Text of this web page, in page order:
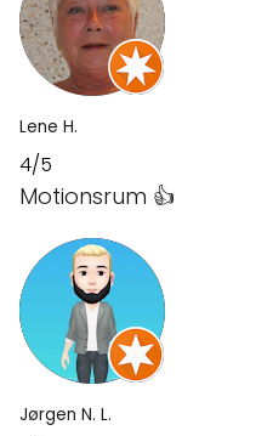
Lene H.
4/5
Motionsrum 👍
Jørgen N. L.